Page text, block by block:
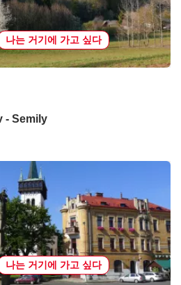
나는 거기에 가고 싶다
- Semily
나는 거기에 가고 싶다